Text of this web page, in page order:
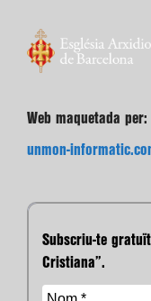
Web maquetada per:
unmon-
Subscriu-te
Cristiana”.